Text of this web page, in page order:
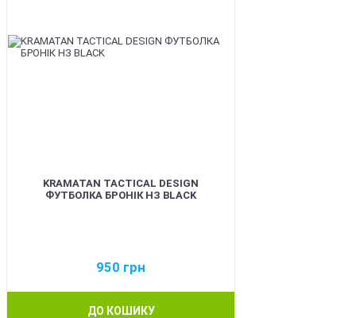
KRAMATAN TACTICAL DESIGN
ФУТБОЛКА БРОНІК НЗ BLACK
950 грн
ДО КОШИКУ